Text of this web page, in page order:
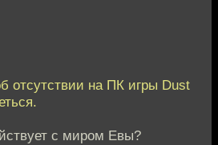
отсутствии на ПК игры Dust
с миром Евы?